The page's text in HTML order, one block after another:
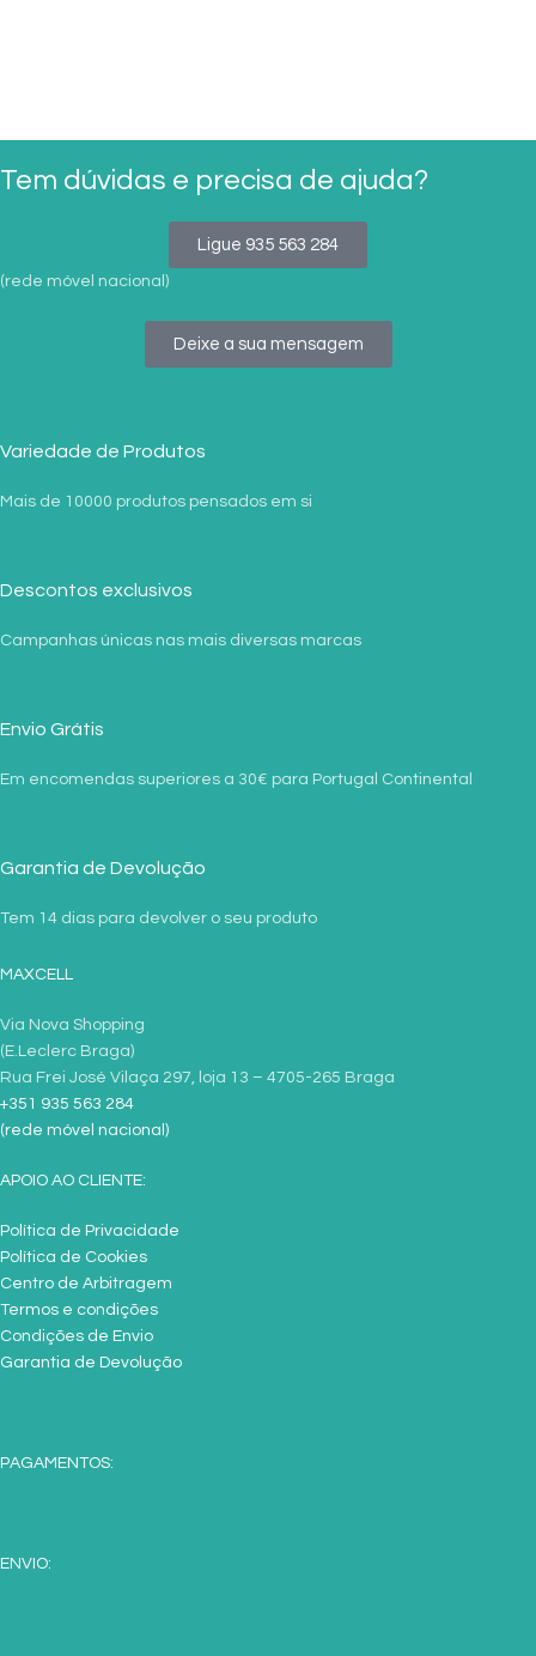
Tem dúvidas e precisa de ajuda?
Ligue 935 563 284
(rede móvel nacional)
Deixe a sua mensagem
Variedade de Produtos
Mais de 10000 produtos pensados em si
Descontos exclusivos
Campanhas únicas nas mais diversas marcas
Envio Grátis
Em encomendas superiores a 30€ para Portugal Continental
Garantia de Devolução
Tem 14 dias para devolver o seu produto
MAXCELL
Via Nova Shopping
(E.Leclerc Braga)
Rua Frei José Vilaça 297, loja 13 – 4705-265 Braga
+351 935 563 284
(rede móvel nacional)
APOIO AO CLIENTE:
Política de Privacidade
Política de Cookies
Centro de Arbitragem
Termos e condições
Condições de Envio
Garantia de Devolução
PAGAMENTOS:
ENVIO: